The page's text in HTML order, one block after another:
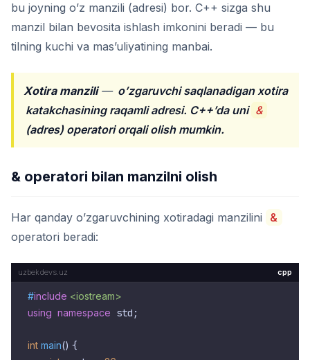
bu joyning o’z manzili (adresi) bor. C++ sizga shu
manzil bilan bevosita ishlash imkonini beradi — bu
tilning kuchi va mas’uliyatining manbai.
Xotira manzili— o’zgaruvchi saqlanadigan xotira
katakchasining raqamli adresi. C++’da uni &
(adres) operatori orqali olish mumkin.
& operatori bilan manzilni olish
Har qanday o’zgaruvchining xotiradagi manzilini
&
operatori beradi:
cpp
#include <iostream>
using namespace std;
int main() {